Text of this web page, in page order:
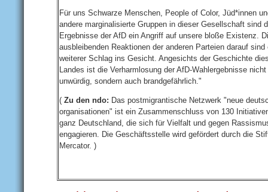
Für uns Schwarze Menschen, People of Color, Jüd*innen
andere marginalisierte Gruppen in dieser Gesellschaft sind
Ergebnisse der AfD ein Angriff auf unsere bloße Existenz.
ausbleibenden Reaktionen der anderen Parteien darauf sind
weiterer Schlag ins Gesicht. Angesichts der Geschichte
Landes ist die Verharmlosung der AfD-Wahlergebnisse nicht
unwürdig, sondern auch brandgefährlich."
( Zu den ndo: Das postmigrantische Netzwerk "neue
organisationen" ist ein Zusammenschluss von 130
ganz Deutschland, die sich für Vielfalt und gegen
engagieren. Die Geschäftsstelle wird gefördert durch die
Mercator. )